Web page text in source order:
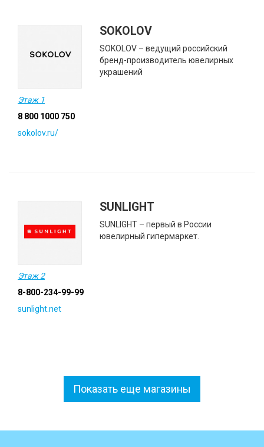
SOKOLOV
SOKOLOV – ведущий российский
бренд-производитель ювелирных
украшений
Этаж 1
8 800 1000 750
sokolov.ru/
SUNLIGHT
SUNLIGHT – первый в России
ювелирный гипермаркет.
Этаж 2
8-800-234-99-99
sunlight.net
Показать еще магазины